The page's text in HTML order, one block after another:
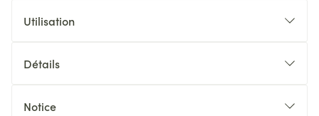
Utilisation
Détails
Notice